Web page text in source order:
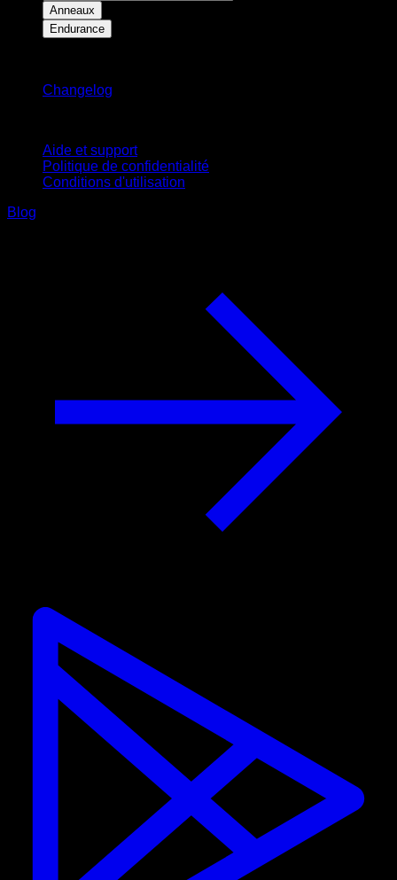
Anneaux
Endurance
Changelog
Aide et support
Politique de confidentialité
Conditions d'utilisation
Blog